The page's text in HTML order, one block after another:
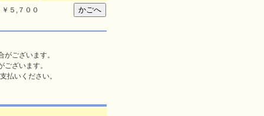
￥５,７００
ございます。
ざいます。
払いください。